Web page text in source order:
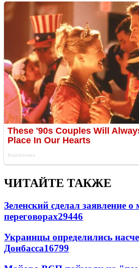
ЧИТАЙТЕ ТАКЖЕ
Зеленский сделал заявление
переговорах29446
Украинцы определились
Донбасса16799